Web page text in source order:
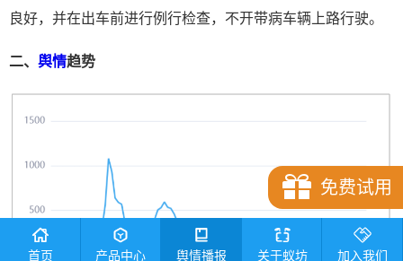
良好，并在出车前进行例行检查，不开带病车辆上路行驶。
二、 舆情趋势
免费试用
首页 产品中心 舆情播报 关于蚁坊 加入我们